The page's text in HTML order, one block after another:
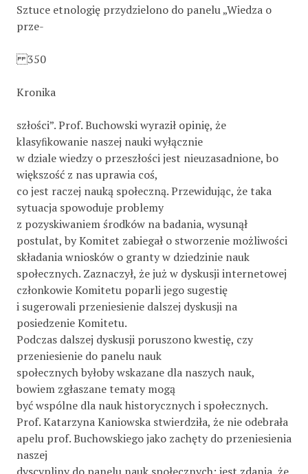
Sztuce etnologię przydzielono do panelu „Wiedza o
prze-
350
Kronika
szłości”. Prof. Buchowski wyraził opinię, że
klasyﬁkowanie naszej nauki wyłącznie
w dziale wiedzy o przeszłości jest nieuzasadnione, bo
większość z nas uprawia coś,
co jest raczej nauką społeczną. Przewidując, że taka
sytuacja spowoduje problemy
z pozyskiwaniem środków na badania, wysunął
postulat, by Komitet zabiegał o stworzenie możliwości
składania wniosków o granty w dziedzinie nauk
społecznych. Zaznaczył, że już w dyskusji internetowej
członkowie Komitetu poparli jego sugestię
i sugerowali przeniesienie dalszej dyskusji na
posiedzenie Komitetu.
Podczas dalszej dyskusji poruszono kwestię, czy
przeniesienie do panelu nauk
społecznych byłoby wskazane dla naszych nauk,
bowiem zgłaszane tematy mogą
być wspólne dla nauk historycznych i społecznych.
Prof. Katarzyna Kaniowska stwierdziła, że nie odebrała
apelu prof. Buchowskiego jako zachęty do przeniesienia
naszej